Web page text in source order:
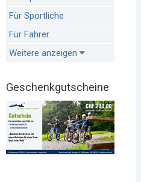
Für Sportliche
Für Fahrer
Weitere anzeigen
Geschenkgutscheine